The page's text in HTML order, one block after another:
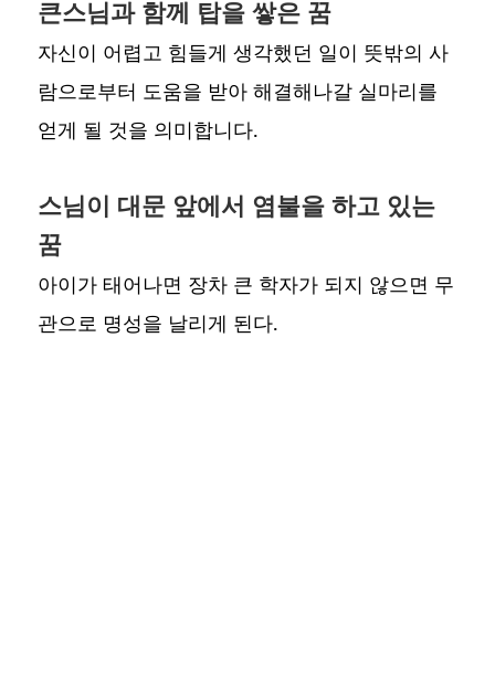
큰스님과 함께 탑을 쌓은 꿈
자신이 어렵고 힘들게 생각했던 일이 뜻밖의 사
람으로부터 도움을 받아 해결해나갈 실마리를
얻게 될 것을 의미합니다.
스님이 대문 앞에서 염불을 하고 있는
꿈
아이가 태어나면 장차 큰 학자가 되지 않으면 무
관으로 명성을 날리게 된다.